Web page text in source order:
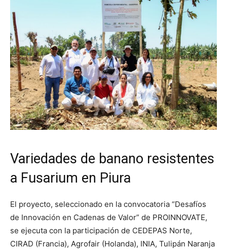
Variedades de banano resistentes
a Fusarium en Piura
El proyecto, seleccionado en la convocatoria “Desafíos
de Innovación en Cadenas de Valor” de PROINNOVATE,
se ejecuta con la participación de CEDEPAS Norte,
CIRAD (Francia), Agrofair (Holanda), INIA, Tulipán Naranja